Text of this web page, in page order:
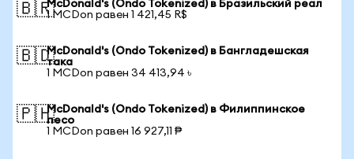
🇧🇷McDonald's (Ondo Tokenized) в Бразильский реал
1 MCDon равен 1 421,45 R$
🇧🇩McDonald's (Ondo Tokenized) в Бангладешская
така
1 MCDon равен 34 413,94 ৳
🇵🇭McDonald's (Ondo Tokenized) в Филиппинское
песо
1 MCDon равен 16 927,11 ₱